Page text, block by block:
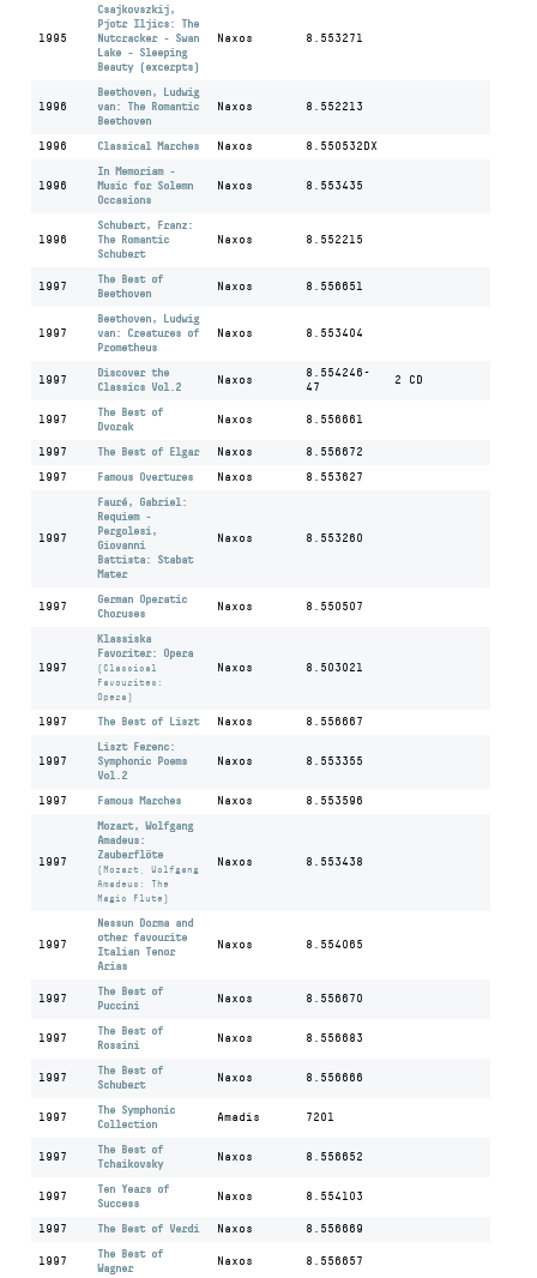
1995
Csajkovszkij,
Pjotr Iljics: The
Nutcracker - Swan
Lake - Sleeping
Beauty (excerpts)
Naxos 8.553271
1996
Beethoven, Ludwig
van: The Romantic
Beethoven
Naxos 8.552213
1996 Classical Marches Naxos 8.550532DX
1996
In Memoriam -
Music for Solemn
Occasions
Naxos 8.553435
1996
Schubert, Franz:
The Romantic
Schubert
Naxos 8.552215
1997
The Best of
Beethoven
Naxos 8.556651
1997
Beethoven, Ludwig
van: Creatures of
Prometheus
Naxos 8.553404
1997
Discover the
Classics Vol.2
Naxos
8.554246-
47
2 CD
1997
The Best of
Dvorak
Naxos 8.556661
1997 The Best of Elgar Naxos
8.556672
1997
Famous Overtures Naxos 8.553627
1997
Fauré, Gabriel:
Requiem -
Pergolesi,
Giovanni
Battista: Stabat
Mater
Naxos 8.553260
1997
German Operatic
Choruses
Naxos 8.550507
1997
Klassiska
Favoriter: Opera
(Classical
Favourites:
Opera)
Naxos 8.503021
1997 The Best of Liszt Naxos 8.556667
1997
Liszt Ferenc:
Symphonic Poems
Vol.2
Naxos 8.553355
1997 Famous Marches Naxos 8.553596
1997
Mozart, Wolfgang
Amadeus:
Zauberflöte
(Mozart, Wolfgang
Amadeus: The
Magic Flute)
Naxos 8.553438
1997
Nessun Dorma and
other favourite
Italian Tenor
Arias
Naxos 8.554065
1997
The Best of
Puccini
Naxos 8.556670
1997
The Best of
Rossini
Naxos 8.556683
1997
The Best of
Schubert
Naxos 8.556666
1997
The Symphonic
Collection
Amadis 7201
1997
The Best of
Tchaikovsky
Naxos 8.556652
1997
Ten Years of
Success
Naxos 8.554103
1997 The Best of Verdi Naxos 8.556669
1997
The Best of
Wagner
Naxos 8.556657